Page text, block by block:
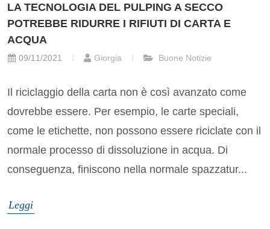
LA TECNOLOGIA DEL PULPING A SECCO
POTREBBE RIDURRE I RIFIUTI DI CARTA E
ACQUA
09/11/2021 Giorgia Buone Notizie
Il riciclaggio della carta non è così avanzato come
dovrebbe essere. Per esempio, le carte speciali,
come le etichette, non possono essere riciclate con il
normale processo di dissoluzione in acqua. Di
conseguenza, finiscono nella normale spazzatur...
Leggi